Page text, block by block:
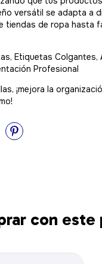
versátil se adapta a
tiendas de ropa hasta
Etiquetas Colgantes,
Profesional
¡mejora la
con